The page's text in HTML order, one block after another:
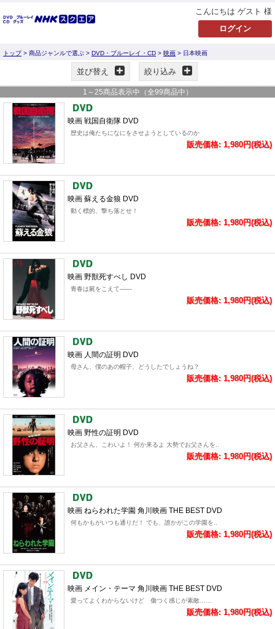
こんにちは ゲスト 様
トップ> 商品ジャンルで選ぶ > DVD・ブルーレイ・CD > 映画 > 日本映画
並び替え 絞り込み
1 ～ 25商品表示中（全99商品中）
映画 戦国自衛隊 DVD
歴史は俺たちになにをさせようとしているのか
販売価格: 1,980円(税込)
映画 蘇える金狼 DVD
動く標的、撃ち落とせ！
販売価格: 1,980円(税込)
映画 野獣死すべし DVD
青春は屍をこえて――
販売価格: 1,980円(税込)
映画 人間の証明 DVD
母さん、僕のあの帽子、どうしたでしょうね？
販売価格: 1,980円(税込)
映画 野性の証明 DVD
お父さん、こわいよ！ 何か来るよ 大勢でお父さんを..
販売価格: 1,980円(税込)
映画 ねらわれた学園 角川映画 THE BEST DVD
何もかもがいつも通りだ！ でも、誰かがこの学園を..
販売価格: 1,980円(税込)
映画 メイン・テーマ 角川映画 THE BEST DVD
愛ってよくわからないけど 傷つく感じが素敵……
販売価格: 1,980円(税込)